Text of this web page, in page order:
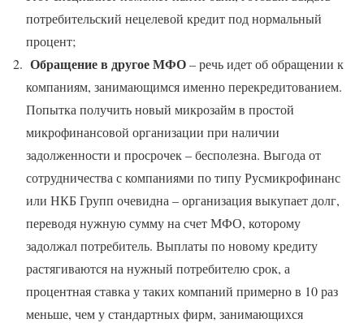
потребительский нецелевой кредит под нормальный
процент;
Обращение в другое МФО– речь идет об обращении к
компаниям, занимающимся именно перекредитованием.
Попытка получить новый микрозайм в простой
микрофинансовой организации при наличии
задолженности и просрочек – бесполезна. Выгода от
сотрудничества с компаниями по типу Русмикрофинанс
или НКБ Групп очевидна – организация выкупает долг,
переводя нужную сумму на счет МФО, которому
задолжал потребитель. Выплаты по новому кредиту
растягиваются на нужный потребителю срок, а
процентная ставка у таких компаний примерно в 10 раз
меньше, чем у стандартных фирм, занимающихся